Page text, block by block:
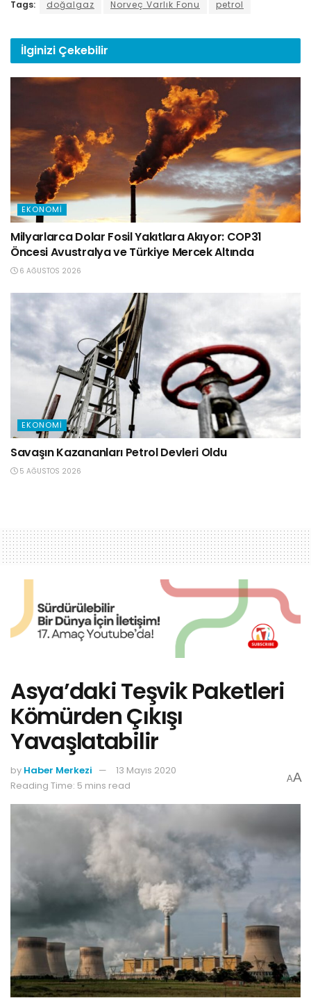
Tags: doğalgaz Norveç Varlık Fonu petrol
İlginizi Çekebilir
EKONOMI
Milyarlarca Dolar Fosil Yakıtlara Akıyor: COP31
Öncesi Avustralya ve Türkiye Mercek Altında
6 AĞUSTOS 2026
EKONOMI
Savaşın Kazananları Petrol Devleri Oldu
5 AĞUSTOS 2026
Asya’daki Teşvik Paketleri
Kömürden Çıkışı
Yavaşlatabilir
by Haber Merkezi
13 Mayıs 2020
Reading Time: 5 mins read
AA